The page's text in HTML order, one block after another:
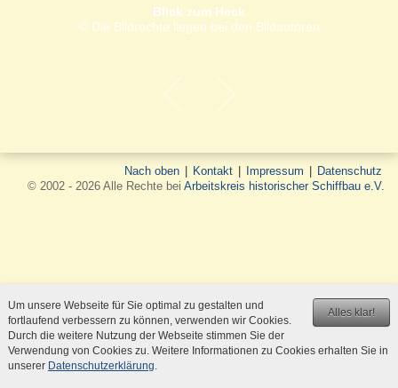
Blick zum Heck
© Die Bildrechte liegen bei den Bildautoren
Nach oben Kontakt Impressum
Datenschutz
© 2002 - 2026 Alle Rechte bei Arbeitskreis historischer Schiffbau e.V.
Alles klar!
Um unsere Webseite für Sie optimal zu gestalten und
fortlaufend verbessern zu können, verwenden wir Cookies.
Durch die weitere Nutzung der Webseite stimmen Sie der
Verwendung von Cookies zu. Weitere Informationen zu Cookies erhalten Sie in
unserer Datenschutzerklärung